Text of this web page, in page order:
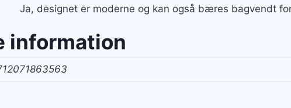
Ja, designet er moderne og kan også bæres bagvendt
information